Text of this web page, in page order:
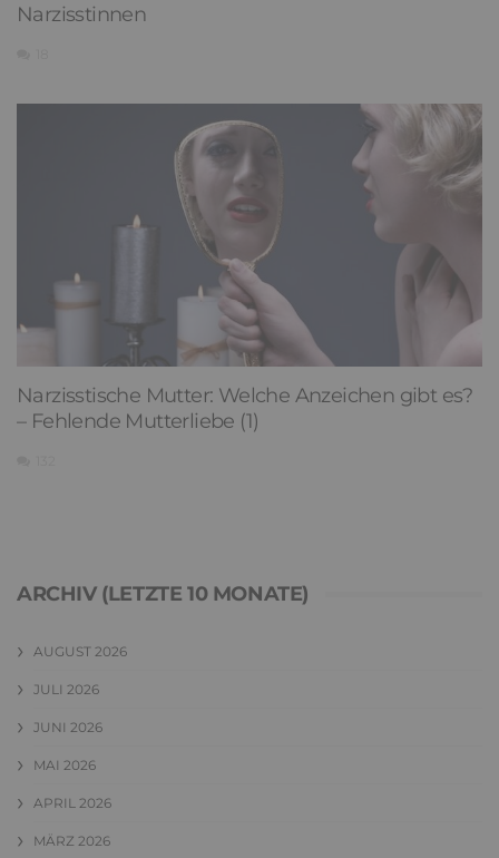
Narzisstinnen
Narzisstische Mutter: Welche Anzeichen gibt es?
– Fehlende Mutterliebe (1)
ARCHIV (LETZTE 10 MONATE)
AUGUST 2026
JULI 2026
JUNI 2026
MAI 2026
APRIL 2026
MÄRZ 2026